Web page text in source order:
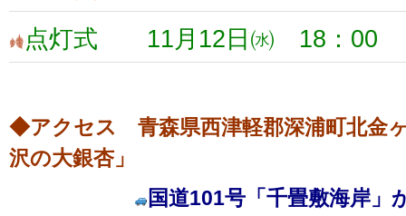
点灯式 11月12日㈬ 18：00
◆アクセス 青森県西津軽郡深浦町北金
沢の大銀杏」
国道101号「千畳敷海岸」